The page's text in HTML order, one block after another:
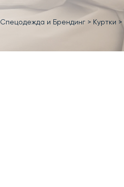
Спецодежда и Брендинг > Куртки >